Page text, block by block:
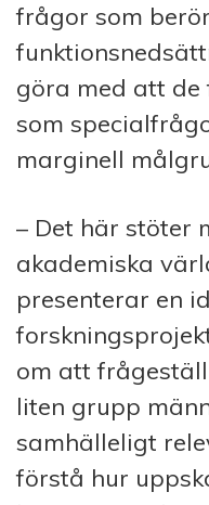
frågor som
göra med att
som
marginell
– Det här stöter
akademiska
presenterar en
om att
liten grupp
samhälleligt
förstå hur